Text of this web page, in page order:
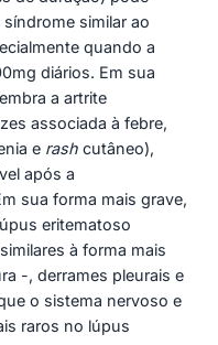
similar ao
quando a
diários. Em sua
a artrite
associada à febre,
e rash cutâneo),
após a
sua forma mais grave,
eritematoso
à forma mais
-, derrames pleurais e
o sistema nervoso e
raros no lúpus